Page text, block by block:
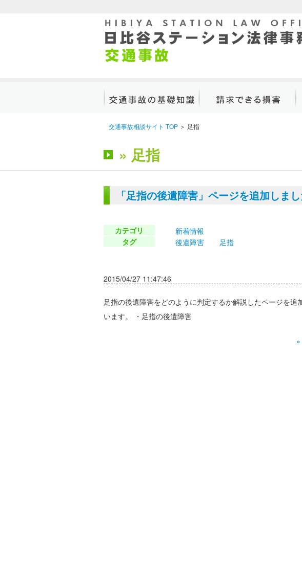
交通事故に遭ったら何をすべ
きか
傷害事故
死亡事故
任意保険（任意自動車保険）
時効
通院交通費
後遺障害逸失利益
交通事故相談サイト TOP ＞ 足指
» 足指
「足指の後遺障害」ページを追加しま
カテゴリ
新着情報
タグ
後遺障害 足指
2015/04/27 11:47:46
足指の後遺障害をどのように判定するか解説したページを
います。 ・足指の後遺障害